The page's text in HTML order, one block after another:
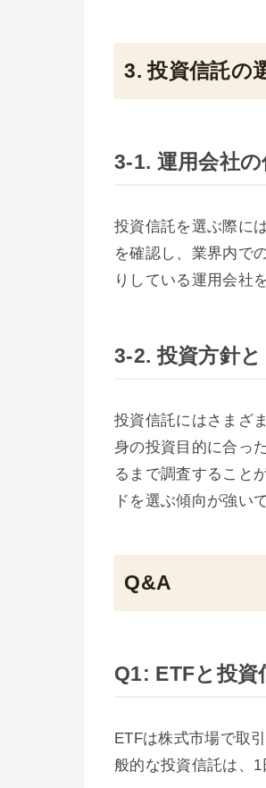
3. 投資信託の
3-1. 運用会社
投資信託を選ぶ際に
を確認し、業界内で
りしている運用会社
3-2. 投資方針
投資信託にはさまざ
身の投資目的に合っ
るまで調査すること
ドを選ぶ傾向が強い
Q&A
Q1: ETFと投資
ETFは株式市場で取
般的な投資信託は、